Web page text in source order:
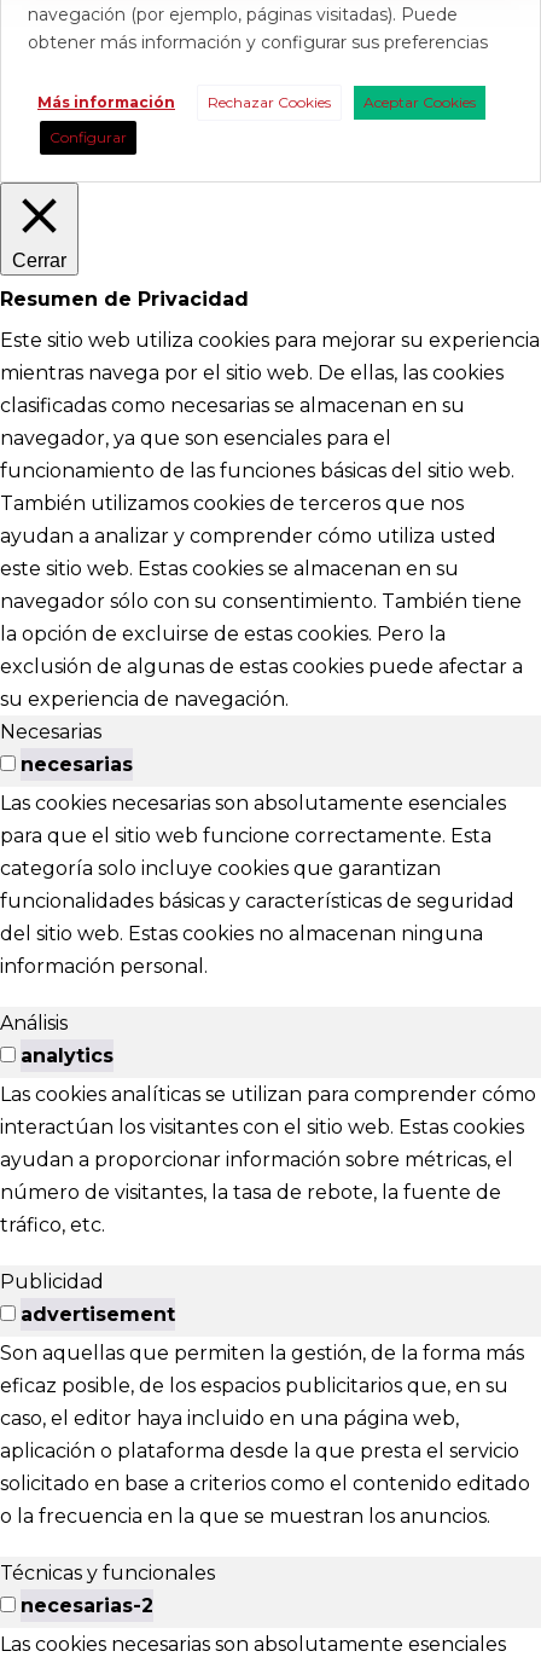
navegación (por ejemplo, páginas visitadas). Puede
obtener más información y configurar sus preferencias
Más información Rechazar Cookies
Aceptar Cookies
Configurar
Cerrar
Resumen de Privacidad
Este sitio web utiliza cookies para mejorar su experiencia
mientras navega por el sitio web. De ellas, las cookies
clasificadas como necesarias se almacenan en su
navegador, ya que son esenciales para el
funcionamiento de las funciones básicas del sitio web.
También utilizamos cookies de terceros que nos
ayudan a analizar y comprender cómo utiliza usted
este sitio web. Estas cookies se almacenan en su
navegador sólo con su consentimiento. También tiene
la opción de excluirse de estas cookies. Pero la
exclusión de algunas de estas cookies puede afectar a
su experiencia de navegación.
Necesarias
necesarias
Las cookies necesarias son absolutamente esenciales
para que el sitio web funcione correctamente. Esta
categoría solo incluye cookies que garantizan
funcionalidades básicas y características de seguridad
del sitio web. Estas cookies no almacenan ninguna
información personal.
Análisis
analytics
Las cookies analíticas se utilizan para comprender cómo
interactúan los visitantes con el sitio web. Estas cookies
ayudan a proporcionar información sobre métricas, el
número de visitantes, la tasa de rebote, la fuente de
tráfico, etc.
Publicidad
advertisement
Son aquellas que permiten la gestión, de la forma más
eficaz posible, de los espacios publicitarios que, en su
caso, el editor haya incluido en una página web,
aplicación o plataforma desde la que presta el servicio
solicitado en base a criterios como el contenido editado
o la frecuencia en la que se muestran los anuncios.
Técnicas y funcionales
necesarias-2
Las cookies necesarias son absolutamente esenciales